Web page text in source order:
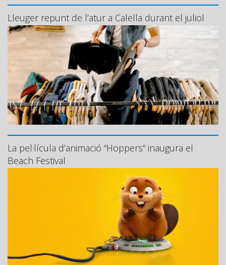
Lleuger repunt de l’atur a Calella durant el juliol
La pel·lícula d’animació “Hoppers” inaugura el
Beach Festival